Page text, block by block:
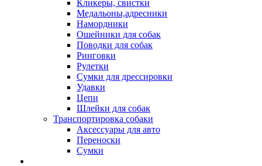
Кликеры, свистки
Медальоны,адресники
Намордники
Ошейники для собак
Поводки для собак
Ринговки
Рулетки
Сумки для дрессировки
Удавки
Цепи
Шлейки для собак
Транспортировка собаки
Аксессуары для авто
Переноски
Сумки